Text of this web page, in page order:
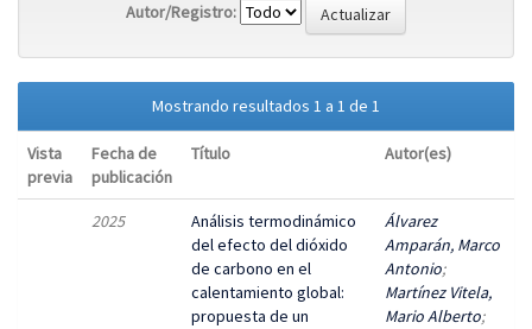
Autor/Registro:
Mostrando resultados 1 a 1 de 1
Vista
previa
Fecha de
publicación
Título Autor(es)
2025
Análisis termodinámico
del efecto del dióxido
de carbono en el
calentamiento global:
propuesta de un
Álvarez
Amparán, Marco
Antonio;
Martínez Vitela,
Mario Alberto;